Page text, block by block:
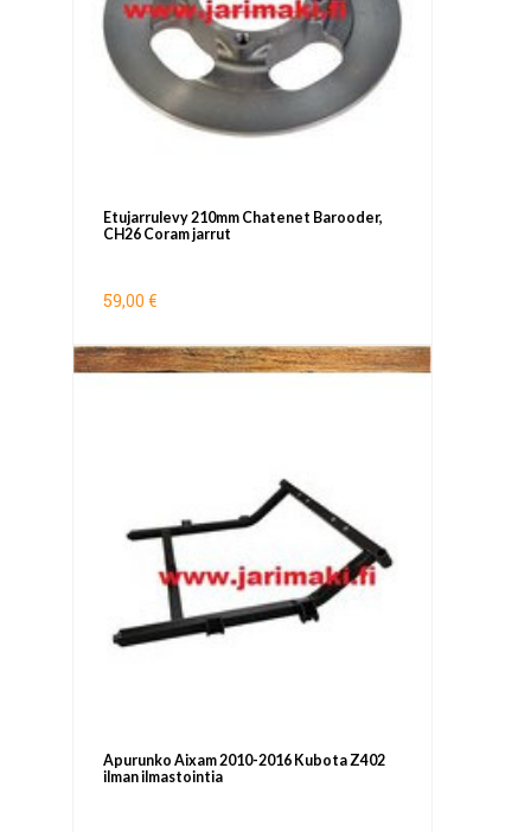
Etujarrulevy 210mm Chatenet Barooder,
CH26 Coram jarrut
59,00 €
Apurunko Aixam 2010-2016 Kubota Z402
ilman ilmastointia